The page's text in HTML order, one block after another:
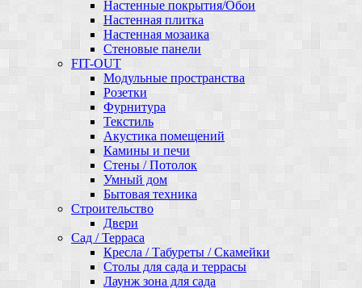
Настенные покрытия/Обои
Настенная плитка
Настенная мозаика
Стеновые панели
FIT-OUT
Модульные пространства
Розетки
Фурнитура
Текстиль
Акустика помещений
Камины и печи
Стены / Потолок
Умный дом
Бытовая техника
Строительство
Двери
Сад / Терраса
Кресла / Табуреты / Скамейки
Столы для сада и террасы
Лаунж зона для сада